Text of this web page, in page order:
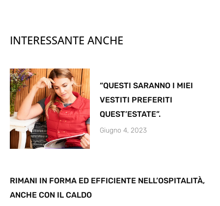
INTERESSANTE ANCHE
“QUESTI SARANNO I MIEI
VESTITI PREFERITI
QUEST’ESTATE”.
Giugno 4, 2023
RIMANI IN FORMA ED EFFICIENTE NELL’OSPITALITÀ,
ANCHE CON IL CALDO